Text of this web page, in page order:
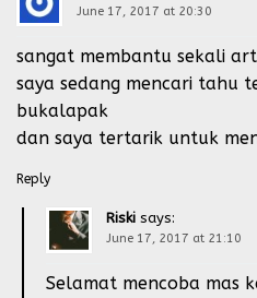
June 17, 2017 at 20:30
sangat membantu sekali
saya sedang mencari tahu
bukalapak
dan saya tertarik untuk
Reply
Riski says:
June 17, 2017 at 21:10
Selamat mencoba mas